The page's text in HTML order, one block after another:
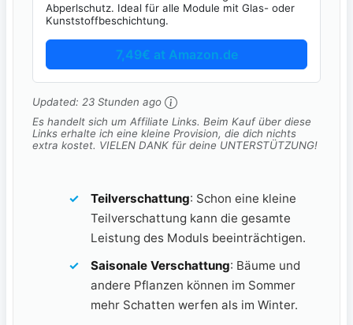
Abperlschutz. Ideal für alle Module mit Glas- oder
Kunststoffbeschichtung.
7,49€ at Amazon.de
Updated: 23 Stunden ago
Es handelt sich um Affiliate Links. Beim Kauf über diese
Links erhalte ich eine kleine Provision, die dich nichts
extra kostet. VIELEN DANK für deine UNTERSTÜTZUNG!
Teilverschattung: Schon ⁢eine kleine
Teilverschattung kann‌ die gesamte
Leistung des Moduls beeinträchtigen.
Saisonale Verschattung: Bäume und
andere Pflanzen‌ können im Sommer
mehr Schatten werfen ⁢als im Winter.